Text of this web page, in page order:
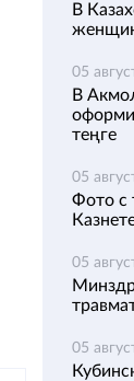
В
05
В
теңге
05
Фото с
05
05